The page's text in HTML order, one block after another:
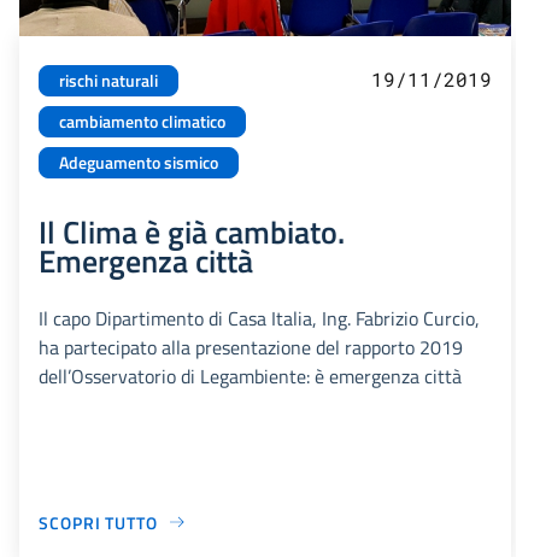
rischi naturali
cambiamento climatico
Adeguamento sismico
19/11/2019
Il Clima è già cambiato.
Emergenza città
Il capo Dipartimento di Casa Italia, Ing. Fabrizio Curcio,
ha partecipato alla presentazione del rapporto 2019
dell’Osservatorio di Legambiente: è emergenza città
SCOPRI TUTTO